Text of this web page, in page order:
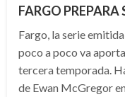
FARGO
Fargo, la serie
poco a poco va
tercera temporada.
de Ewan McGregor